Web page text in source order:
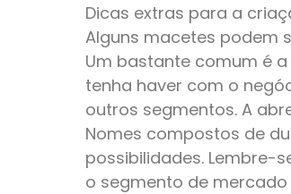
Dicas extras para a
Alguns macetes podem
Um bastante comum é
tenha haver com o
outros segmentos. A
Nomes compostos de
possibilidades. Lembre-
o segmento de